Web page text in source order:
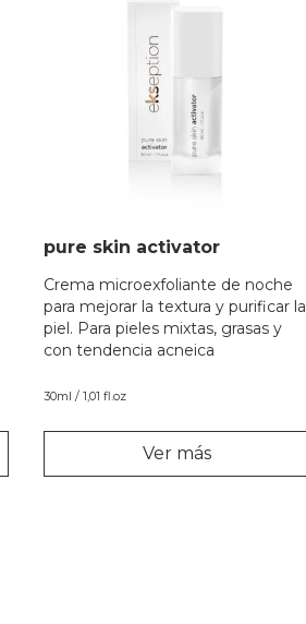
pure skin activator
Crema microexfoliante de noche
para mejorar la textura y purificar la
piel. Para pieles mixtas, grasas y
con tendencia acneica
30ml / 1,01 fl.oz
Ver más